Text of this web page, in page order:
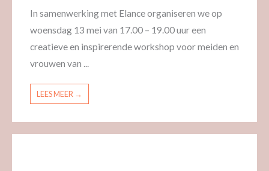
In samenwerking met Elance organiseren we op
woensdag 13 mei van 17.00 – 19.00 uur een
creatieve en inspirerende workshop voor meiden en
vrouwen van ...
LEES MEER →